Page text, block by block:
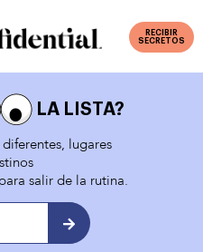
RECIBIR
SECRETOS
LA LISTA?
lugares
salir de la rutina.